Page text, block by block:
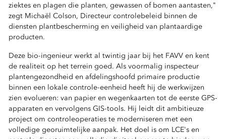
ziektes en plagen die planten, gewassen of bomen aantasten,"
zegt Michaël Colson, Directeur controlebeleid binnen de
diensten plantbescherming en veiligheid van plantaardige
producten.
Deze bio-ingenieur werkt al twintig jaar bij het FAVV en kent
de realiteit op het terrein goed. Als voormalig inspecteur
plantengezondheid en afdelingshoofd primaire productie
binnen een lokale controle-eenheid heeft hij de werkwijzen
zien evolueren: van papier en wegenkaarten tot de eerste GPS-
apparaten en vervolgens GIS-tools. Hij leidt dit ambitieuze
project om controleoperaties te moderniseren met een
volledige georuimtelijke aanpak. Het doel is om LCE's en